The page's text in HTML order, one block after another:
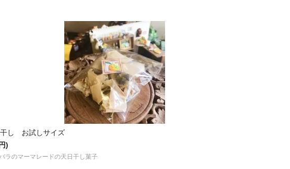
干し お試しサイズ
)
ラのマーマレードの天日干し菓子